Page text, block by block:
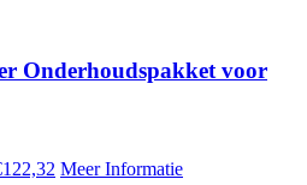
Onderhoudspakket voor
Meer Informatie